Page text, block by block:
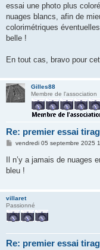
a
g
essai une photo plus
nuages blancs, afin de
colorimétriques
belle !
En tout cas, bravo pour
Gilles88
Membre de l'association
Re: premier essai
M
s
a
vendredi 05 septembre 2025
Il n’y a jamais de nuages
bleu !
villaret
Passionné
Re: premier essai